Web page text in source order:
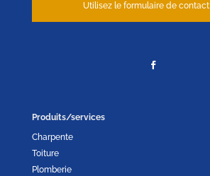
Utilisez le formulaire de contact
Produits/services
Charpente
Toiture
Plomberie